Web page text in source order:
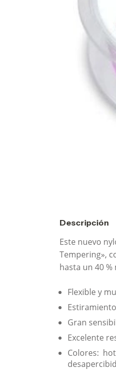
Descripción
Este nuevo
Tempering»,
hasta un 40
Flexible y
Gran
Excelente
Colores: